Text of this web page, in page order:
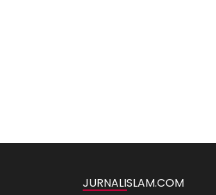
JURNALISLAM.COM